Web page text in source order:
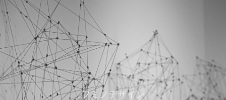
フミノデザイン